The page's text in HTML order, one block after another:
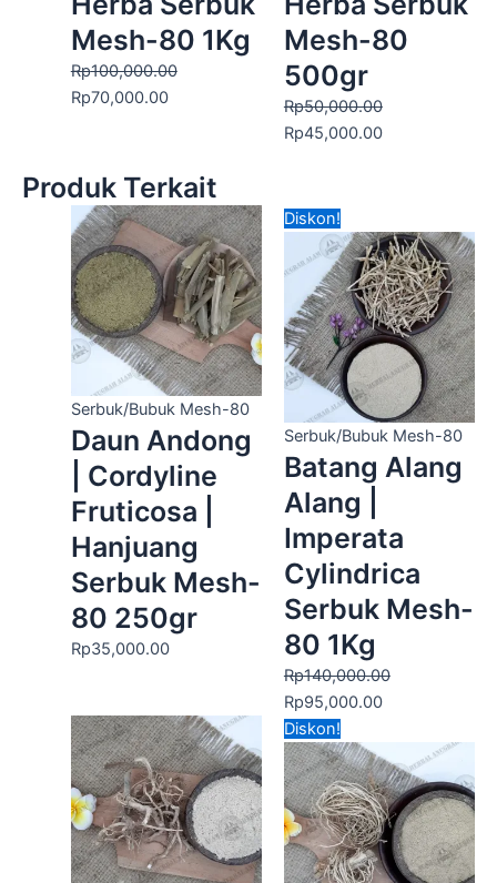
Mesh-80 1Kg
Rp100,000.00
Rp70,000.00
Mesh-80
500gr
Rp50,000.00
Rp45,000.00
Produk Terkait
Serbuk/Bubuk Mesh-80
Daun Andong
| Cordyline
Fruticosa |
Hanjuang
Serbuk Mesh-
80 250gr
Rp35,000.00
Diskon!
Serbuk/Bubuk Mesh-80
Batang Alang
Alang |
Imperata
Cylindrica
Serbuk Mesh-
80 1Kg
Rp140,000.00
Harga
aslinya
adalah:
Rp140,000.00.
Rp95,000.00
saat
ini
adalah:
Rp95,000.00.
Diskon!
Harga
aslinya
adalah:
Rp100,000.00.
saat
ini
adalah:
Rp75,000.00.